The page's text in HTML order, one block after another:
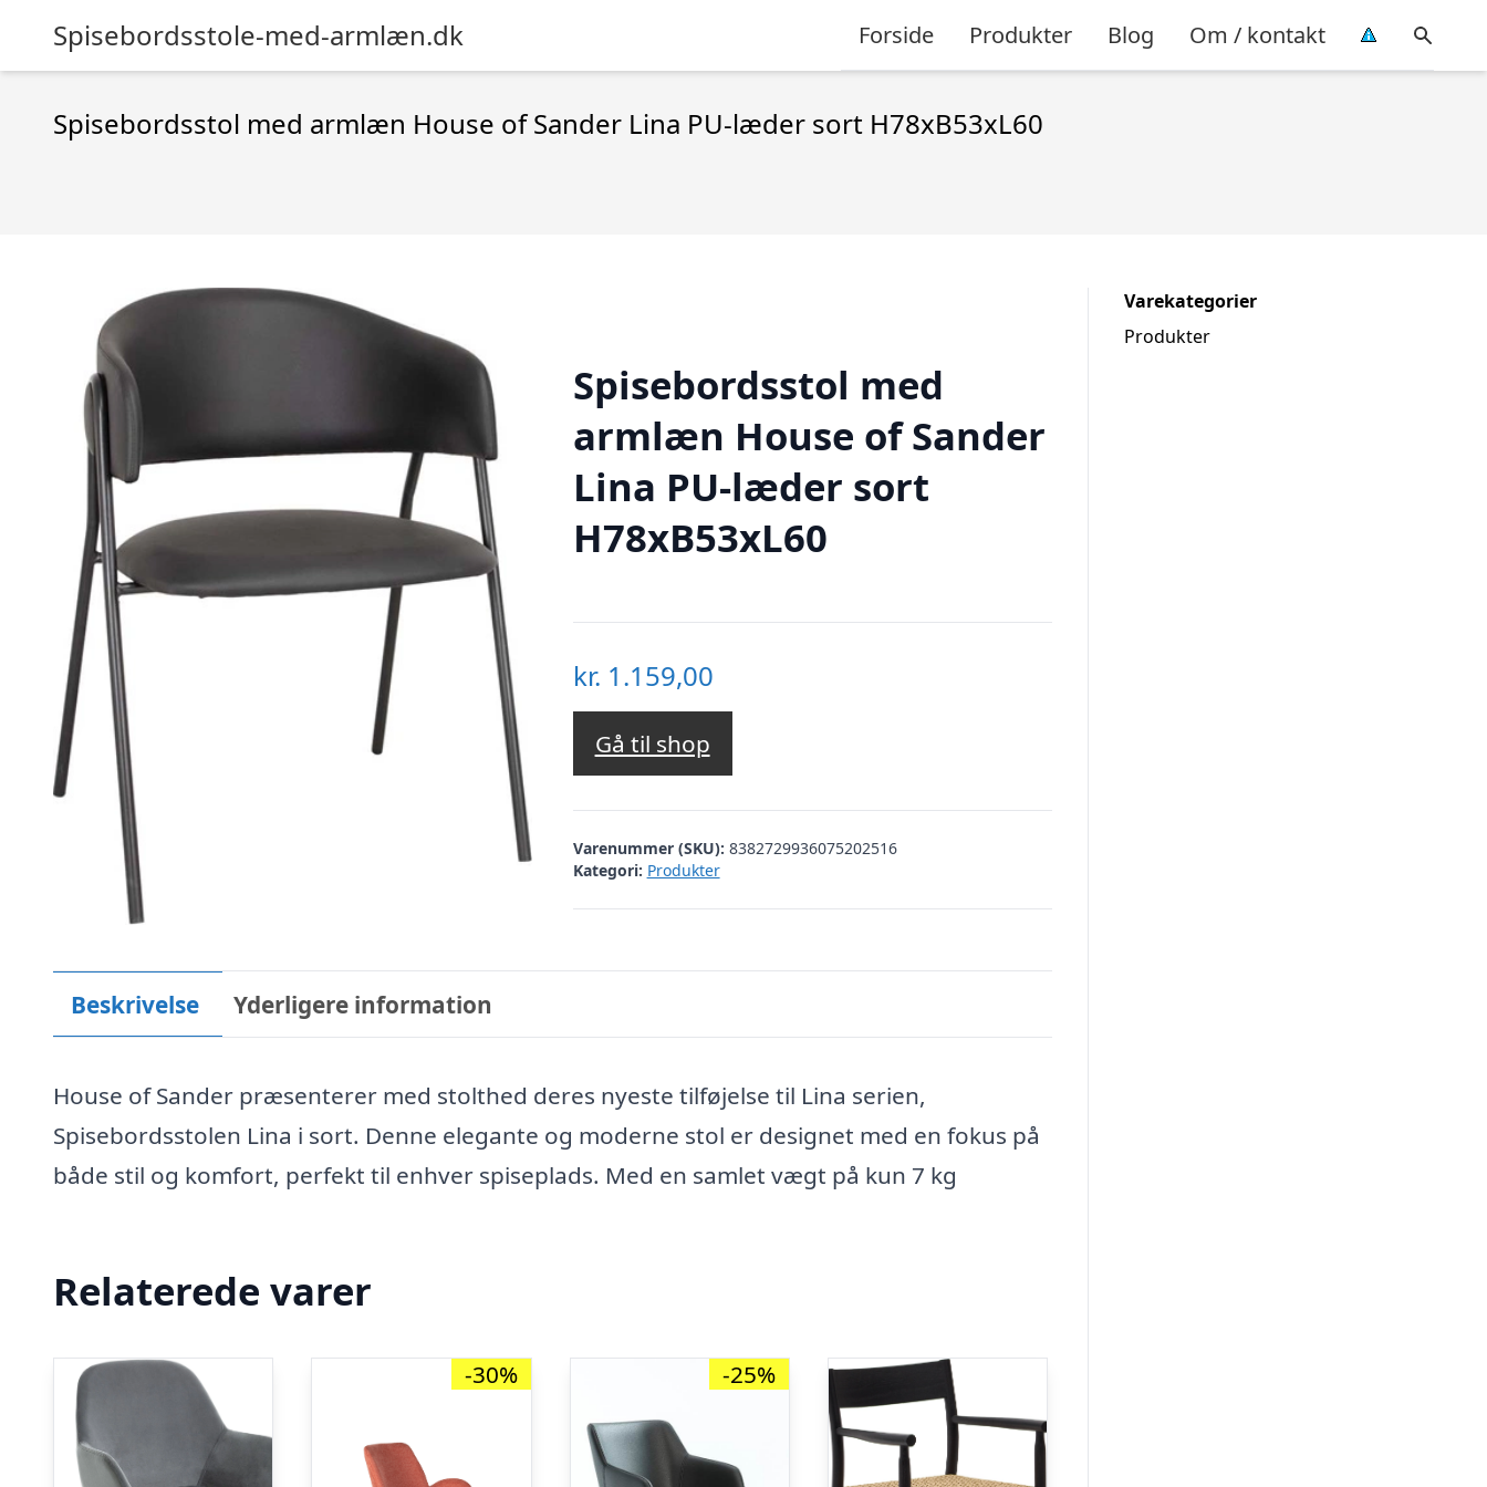
Spisebordsstole-med-armlæn.dk Forside Produkter Blog Om / kontakt
Spisebordsstol med armlæn House of Sander Lina PU-læder sort H78xB53xL60
Spisebordsstol med
armlæn House of Sander
Lina PU-læder sort
H78xB53xL60
kr. 1.159,00
Gå til shop
Varenummer (SKU): 8382729936075202516
Kategori: Produkter
Beskrivelse Yderligere information
House of Sander præsenterer med stolthed deres nyeste tilføjelse til Lina serien,
Spisebordsstolen Lina i sort. Denne elegante og moderne stol er designet med en fokus på
både stil og komfort, perfekt til enhver spiseplads. Med en samlet vægt på kun 7 kg
Relaterede varer
-30% -25%
Varekategorier
Produkter